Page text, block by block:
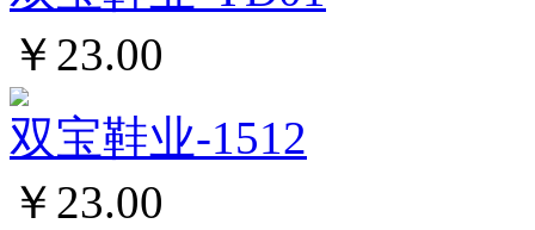
￥23.00
双宝鞋业-1512
￥23.00